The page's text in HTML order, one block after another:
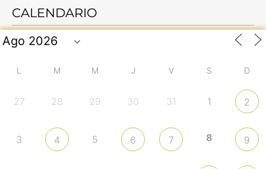
CALENDARIO
L M M J V S D
27 28 29 30 31 1 2
3 4 5 6 7 8 9